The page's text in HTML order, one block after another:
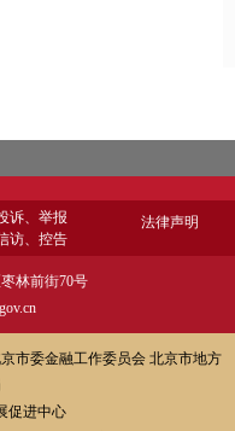
诉、举报
访、控告
法律声明
林前街70号
市委金融工作委员会 北京市地方
促进中心